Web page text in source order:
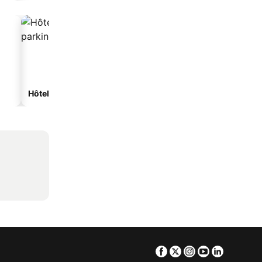
Hôtels avec parking
Facebook
TwitterInstagram
Youtube